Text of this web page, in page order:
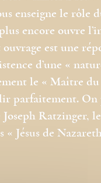
enseigne le
encore ouvre
est une
d’une «
le « Maître
parfaitement.
Ratzinger,
Jésus de